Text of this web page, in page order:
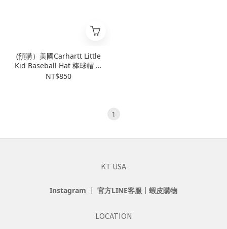
(預購）美國Carhartt Little
Kid Baseball Hat 棒球帽 小
孩
NT$850
1
KT USA
Instagram ┃ 官方LINE客服 ┃ 蝦皮購物
LOCATION